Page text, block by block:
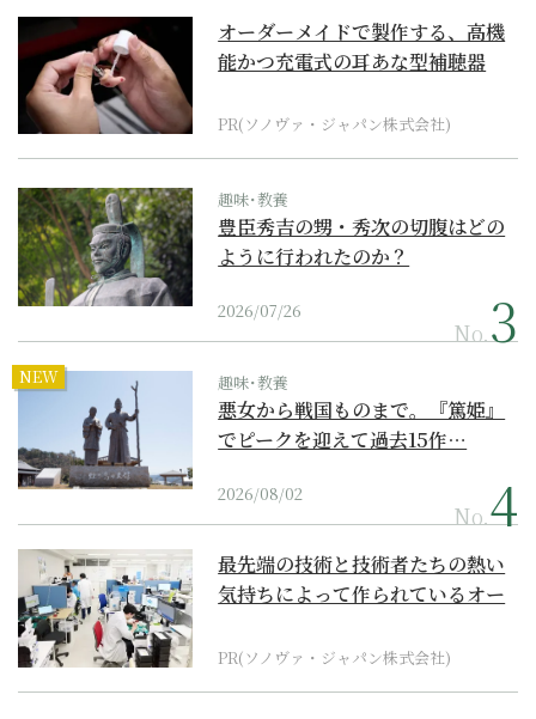
オーダーメイドで製作する、高機
能かつ充電式の耳あな型補聴器
PR(ソノヴァ・ジャパン株式会社)
趣味･教養
豊臣秀吉の甥・秀次の切腹はどの
ように行われたのか？
2026/07/26
No.
NEW 趣味･教養
悪女から戦国ものまで。『篤姫』
でピークを迎えて過去15作…
2026/08/02
No.
最先端の技術と技術者たちの熱い
気持ちによって作られているオー
PR(ソノヴァ・ジャパン株式会社)